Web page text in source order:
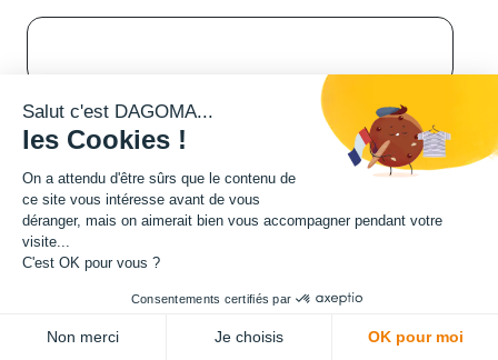
Description
Salut c'est DAGOMA...
les Cookies !
On a attendu d'être sûrs que le contenu de
ce site vous intéresse avant de vous
déranger, mais on aimerait bien vous accompagner pendant votre
visite...
C'est OK pour vous ?
Consentements certifiés par
Non merci Je choisis OK pour moi